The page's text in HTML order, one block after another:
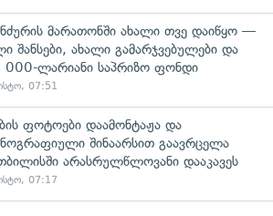
მარათონში ახალი თვე დაიწყო —
შანსები, ახალი გამარჯვებულები და
000-ლარიანი საპრიზო ფონდი
07:51
ფოტოები დაამონტაჟა და
შინაარსით გაავრცელა
არასრულწლოვანი დააკავეს
07:17